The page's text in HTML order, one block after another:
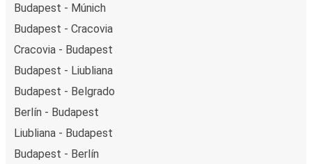
Budapest - Múnich
Budapest - Cracovia
Cracovia - Budapest
Budapest - Liubliana
Budapest - Belgrado
Berlín - Budapest
Liubliana - Budapest
Budapest - Berlín